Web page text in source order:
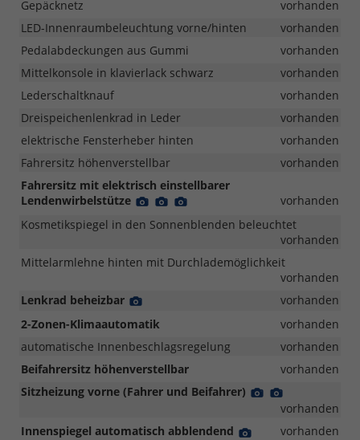
Gepäcknetz
vorhanden
LED-Innenraumbeleuchtung vorne/hinten
vorhanden
Pedalabdeckungen aus Gummi
vorhanden
Mittelkonsole in klavierlack schwarz
vorhanden
Lederschaltknauf
vorhanden
Dreispeichenlenkrad in Leder
vorhanden
elektrische Fensterheber hinten
vorhanden
Fahrersitz höhenverstellbar
vorhanden
Fahrersitz mit elektrisch einstellbarer
Lendenwirbelstütze
DetailDetail
vorhanden
Kosmetikspiegel in den Sonnenblenden beleuchtet
vorhanden
Mittelarmlehne hinten mit Durchlademöglichkeit
vorhanden
Lenkrad beheizbar
vorhanden
2-Zonen-Klimaautomatik
vorhanden
automatische Innenbeschlagsregelung
vorhanden
Beifahrersitz höhenverstellbar
vorhanden
Sitzheizung vorne (Fahrer und Beifahrer)
Detail
FotoFoto
vorhanden
Innenspiegel automatisch abblendend
Detailvorhanden